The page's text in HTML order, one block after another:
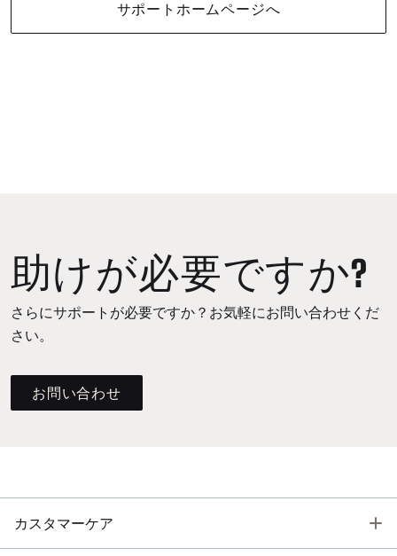
サポートホームページへ
助けが必要ですか?
さらにサポートが必要ですか？お気軽にお問い合わせくだ
さい。
お問い合わせ
カスタマーケア